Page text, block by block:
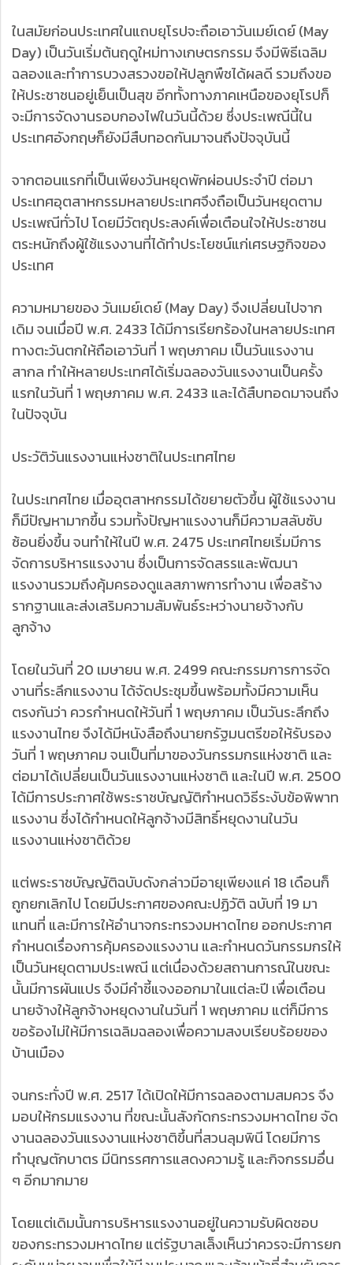
ในสมัยก่อนประเทศในแถบยุโรปจะถือเอาวันเมย์เดย์ (May
Day) เป็นวันเริ่มต้นฤดูใหม่ทางเกษตรกรรม จึงมีพิธีเฉลิม
ฉลองและทำการบวงสรวงขอให้ปลูกพืชได้ผลดี รวมถึงขอ
ให้ประชาชนอยู่เย็นเป็นสุข อีกทั้งทางภาคเหนือของยุโรปก็
จะมีการจัดงานรอบกองไฟในวันนี้ด้วย ซึ่งประเพณีนี้ใน
ประเทศอังกฤษก็ยังมีสืบทอดกันมาจนถึงปัจจุบันนี้
จากตอนแรกที่เป็นเพียงวันหยุดพักผ่อนประจำปี ต่อมา
ประเทศอุตสาหกรรมหลายประเทศจึงถือเป็นวันหยุดตาม
ประเพณีทั่วไป โดยมีวัตถุประสงค์เพื่อเตือนใจให้ประชาชน
ตระหนักถึงผู้ใช้แรงงานที่ได้ทำประโยชน์แก่เศรษฐกิจของ
ประเทศ
ความหมายของ วันเมย์เดย์ (May Day) จึงเปลี่ยนไปจาก
เดิม จนเมื่อปี พ.ศ. 2433 ได้มีการเรียกร้องในหลายประเทศ
ทางตะวันตกให้ถือเอาวันที่ 1 พฤษภาคม เป็นวันแรงงาน
สากล ทำให้หลายประเทศได้เริ่มฉลองวันแรงงานเป็นครั้ง
แรกในวันที่ 1 พฤษภาคม พ.ศ. 2433 และได้สืบทอดมาจนถึง
ในปัจจุบัน
ประวัติวันแรงงานแห่งชาติในประเทศไทย
ในประเทศไทย เมื่ออุตสาหกรรมได้ขยายตัวขึ้น ผู้ใช้แรงงาน
ก็มีปัญหามากขึ้น รวมทั้งปัญหาแรงงานก็มีความสลับซับ
ซ้อนยิ่งขึ้น จนทำให้ในปี พ.ศ. 2475 ประเทศไทยเริ่มมีการ
จัดการบริหารแรงงาน ซึ่งเป็นการจัดสรรและพัฒนา
แรงงานรวมถึงคุ้มครองดูแลสภาพการทำงาน เพื่อสร้าง
รากฐานและส่งเสริมความสัมพันธ์ระหว่างนายจ้างกับ
ลูกจ้าง
โดยในวันที่ 20 เมษายน พ.ศ. 2499 คณะกรรมการการจัด
งานที่ระลึกแรงงาน ได้จัดประชุมขึ้นพร้อมทั้งมีความเห็น
ตรงกันว่า ควรกำหนดให้วันที่ 1 พฤษภาคม เป็นวันระลึกถึง
แรงงานไทย จึงได้มีหนังสือถึงนายกรัฐมนตรีขอให้รับรอง
วันที่ 1 พฤษภาคม จนเป็นที่มาของวันกรรมกรแห่งชาติ และ
ต่อมาได้เปลี่ยนเป็นวันแรงงานแห่งชาติ และในปี พ.ศ. 2500
ได้มีการประกาศใช้พระราชบัญญัติกำหนดวิธีระงับข้อพิพาท
แรงงาน ซึ่งได้กำหนดให้ลูกจ้างมีสิทธิ์หยุดงานในวัน
แรงงานแห่งชาติด้วย
แต่พระราชบัญญัติฉบับดังกล่าวมีอายุเพียงแค่ 18 เดือนก็
ถูกยกเลิกไป โดยมีประกาศของคณะปฏิวัติ ฉบับที่ 19 มา
แทนที่ และมีการให้อำนาจกระทรวงมหาดไทย ออกประกาศ
กำหนดเรื่องการคุ้มครองแรงงาน และกำหนดวันกรรมกรให้
เป็นวันหยุดตามประเพณี แต่เนื่องด้วยสถานการณ์ในขณะ
นั้นมีการผันแปร จึงมีคำชี้แจงออกมาในแต่ละปี เพื่อเตือน
นายจ้างให้ลูกจ้างหยุดงานในวันที่ 1 พฤษภาคม แต่ก็มีการ
ขอร้องไม่ให้มีการเฉลิมฉลองเพื่อความสงบเรียบร้อยของ
บ้านเมือง
จนกระทั่งปี พ.ศ. 2517 ได้เปิดให้มีการฉลองตามสมควร จึง
มอบให้กรมแรงงาน ที่ขณะนั้นสังกัดกระทรวงมหาดไทย จัด
งานฉลองวันแรงงานแห่งชาติขึ้นที่สวนลุมพินี โดยมีการ
ทำบุญตักบาตร มีนิทรรศการแสดงความรู้ และกิจกรรมอื่น
ๆ อีกมากมาย
โดยแต่เดิมนั้นการบริหารแรงงานอยู่ในความรับผิดชอบ
ของกระทรวงมหาดไทย แต่รัฐบาลเล็งเห็นว่าควรจะมีการยก